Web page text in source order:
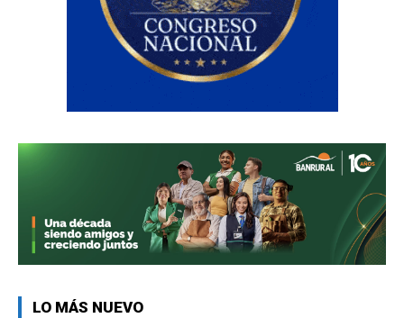
LO MÁS NUEVO